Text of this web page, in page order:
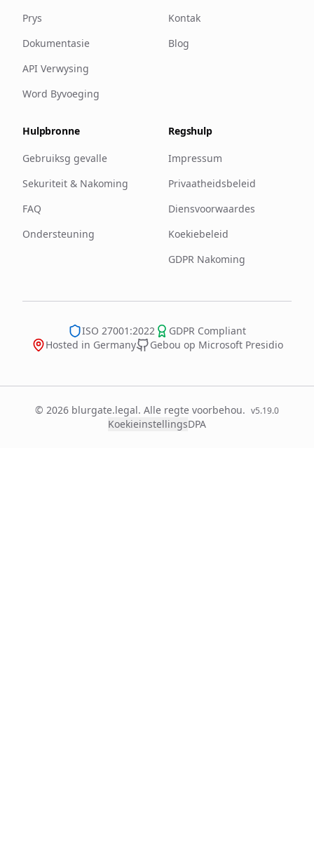
Prys
Dokumentasie
API Verwysing
Word Byvoeging
Kontak
Blog
Hulpbronne
Gebruiksg gevalle
Sekuriteit & Nakoming
FAQ
Ondersteuning
Regshulp
Impressum
Privaatheidsbeleid
Diensvoorwaardes
Koekiebeleid
GDPR Nakoming
ISO 27001:2022
GDPR Compliant
Hosted in Germany
Gebou op Microsoft Presidio
© 2026 blurgate.legal. Alle regte voorbehou. v5.19.0
KoekieinstellingsDPA